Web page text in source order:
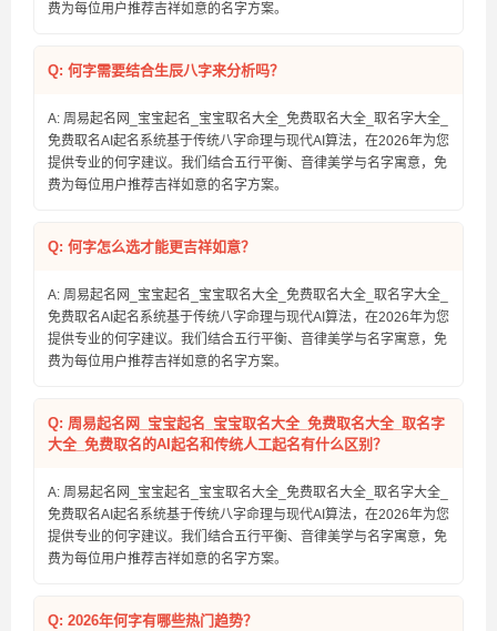
费为每位用户推荐吉祥如意的名字方案。
Q: 何字需要结合生辰八字来分析吗？
A: 周易起名网_宝宝起名_宝宝取名大全_免费取名大全_取名字大全_
免费取名AI起名系统基于传统八字命理与现代AI算法，在2026年为您
提供专业的何字建议。我们结合五行平衡、音律美学与名字寓意，免
费为每位用户推荐吉祥如意的名字方案。
Q: 何字怎么选才能更吉祥如意？
A: 周易起名网_宝宝起名_宝宝取名大全_免费取名大全_取名字大全_
免费取名AI起名系统基于传统八字命理与现代AI算法，在2026年为您
提供专业的何字建议。我们结合五行平衡、音律美学与名字寓意，免
费为每位用户推荐吉祥如意的名字方案。
Q: 周易起名网_宝宝起名_宝宝取名大全_免费取名大全_取名字
大全_免费取名的AI起名和传统人工起名有什么区别？
A: 周易起名网_宝宝起名_宝宝取名大全_免费取名大全_取名字大全_
免费取名AI起名系统基于传统八字命理与现代AI算法，在2026年为您
提供专业的何字建议。我们结合五行平衡、音律美学与名字寓意，免
费为每位用户推荐吉祥如意的名字方案。
Q: 2026年何字有哪些热门趋势？